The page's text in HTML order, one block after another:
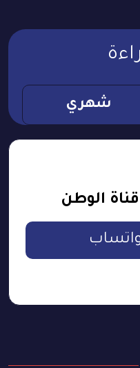
شهري
الوطن